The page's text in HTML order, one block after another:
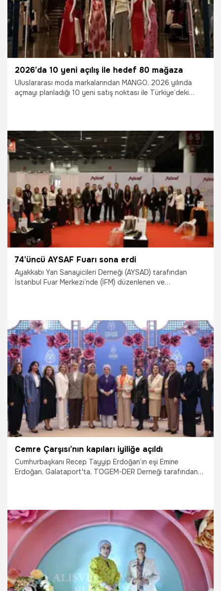
2026’da 10 yeni açılış ile hedef 80 mağaza
Uluslararası moda markalarından MANGO, 2026 yılında
açmayı planladığı 10 yeni satış noktası ile Türkiye’deki
29.04.2026 Ekonomi
74’üncü AYSAF Fuarı sona erdi
Ayakkabı Yan Sanayicileri Derneği (AYSAD) tarafından
İstanbul Fuar Merkezi’nde (İFM) düzenlenen ve
28.04.2026 Çalışma Hayatı
Cemre Çarşısı’nın kapıları iyiliğe açıldı
Cumhurbaşkanı Recep Tayyip Erdoğan’ın eşi Emine
Erdoğan, Galataport'ta, TOGEM-DER Derneği tarafından
bize çözümün ne kadar yakınımızda, tabiri caizse elimizin
tam altında olduğunu söylüyor. Zira aile, insanlığın karşı
karşıya olduğu pek çok sorunun çözüm merkezidir. Çünkü
eğitimden değer aktarımına kadar hayatın tüm süreçleri aile
çatısı altında şekillenir" dedi.
24.04.2026